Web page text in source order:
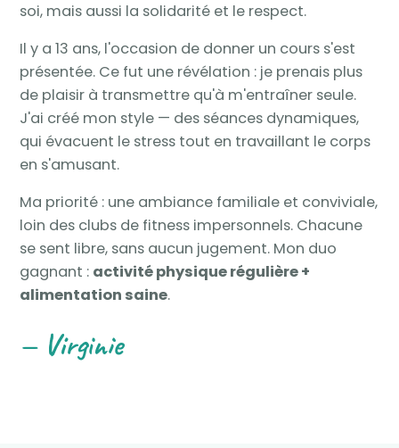
soi, mais aussi la solidarité et le respect.
Il y a 13 ans, l'occasion de donner un cours s'est
présentée. Ce fut une révélation : je prenais plus
de plaisir à transmettre qu'à m'entraîner seule.
J'ai créé mon style — des séances dynamiques,
qui évacuent le stress tout en travaillant le corps
en s'amusant.
Ma priorité : une ambiance familiale et conviviale,
loin des clubs de fitness impersonnels. Chacune
se sent libre, sans aucun jugement. Mon duo
gagnant : activité physique régulière +
alimentation saine.
— Virginie